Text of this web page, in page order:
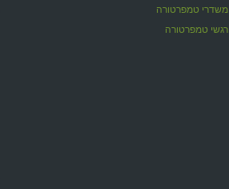
משדרי טמפרטורה
רגשי טמפרטורה